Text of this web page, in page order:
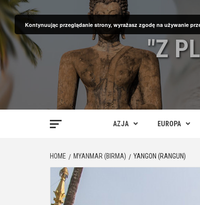
Skip
to
content
"Z
AZJA EUROPA
HOME MYANMAR (BIRMA) YANGON (RANGUN)
Kontynuując przeglądanie strony, wyrażasz zgodę na używanie